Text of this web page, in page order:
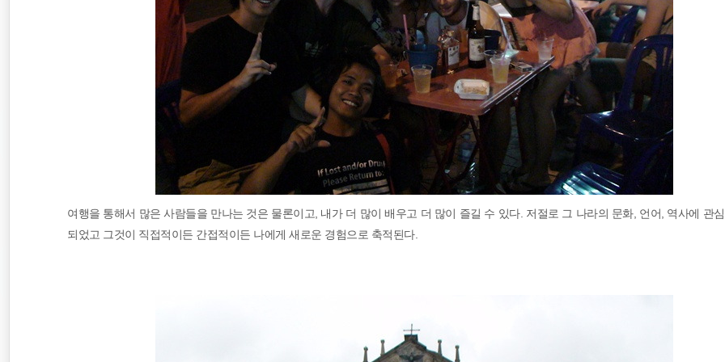
여행을 통해서 많은 사람들을 만나는 것은 물론이고, 내가 더 많이 배우고 더 많이 즐길 수 있다. 저절로 그 나라의 문화, 언어, 역사에 관
되었고 그것이 직접적이든 간접적이든 나에게 새로운 경험으로 축적된다.